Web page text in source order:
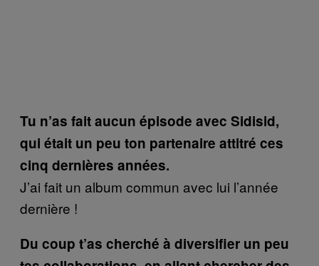
Tu n’as fait aucun épisode avec Sidisid,
qui était un peu ton partenaire attitré ces
cinq dernières années.
J’ai fait un album commun avec lui l’année
dernière !
Du coup t’as cherché à diversifier un peu